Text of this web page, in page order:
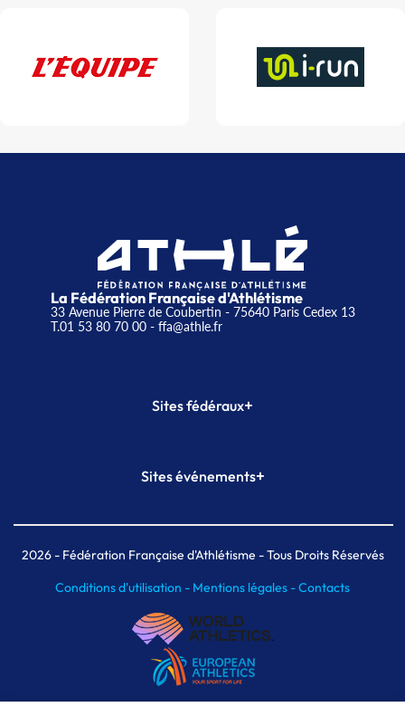
La Fédération Française d'Athlétisme
33 Avenue Pierre de Coubertin - 75640 Paris Cedex 13
T.01 53 80 70 00- ffa@athle.fr
Sites fédéraux+
Plateforme Formation
Sites événements+
Meeting de Paris indoor
MAIF Ekiden de Paris
2026- Fédération Française d'Athlétisme - Tous Droits Réservés
Conditions d'utilisation - Mentions légales -Contacts